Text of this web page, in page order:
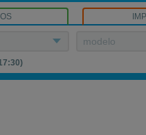
modelo